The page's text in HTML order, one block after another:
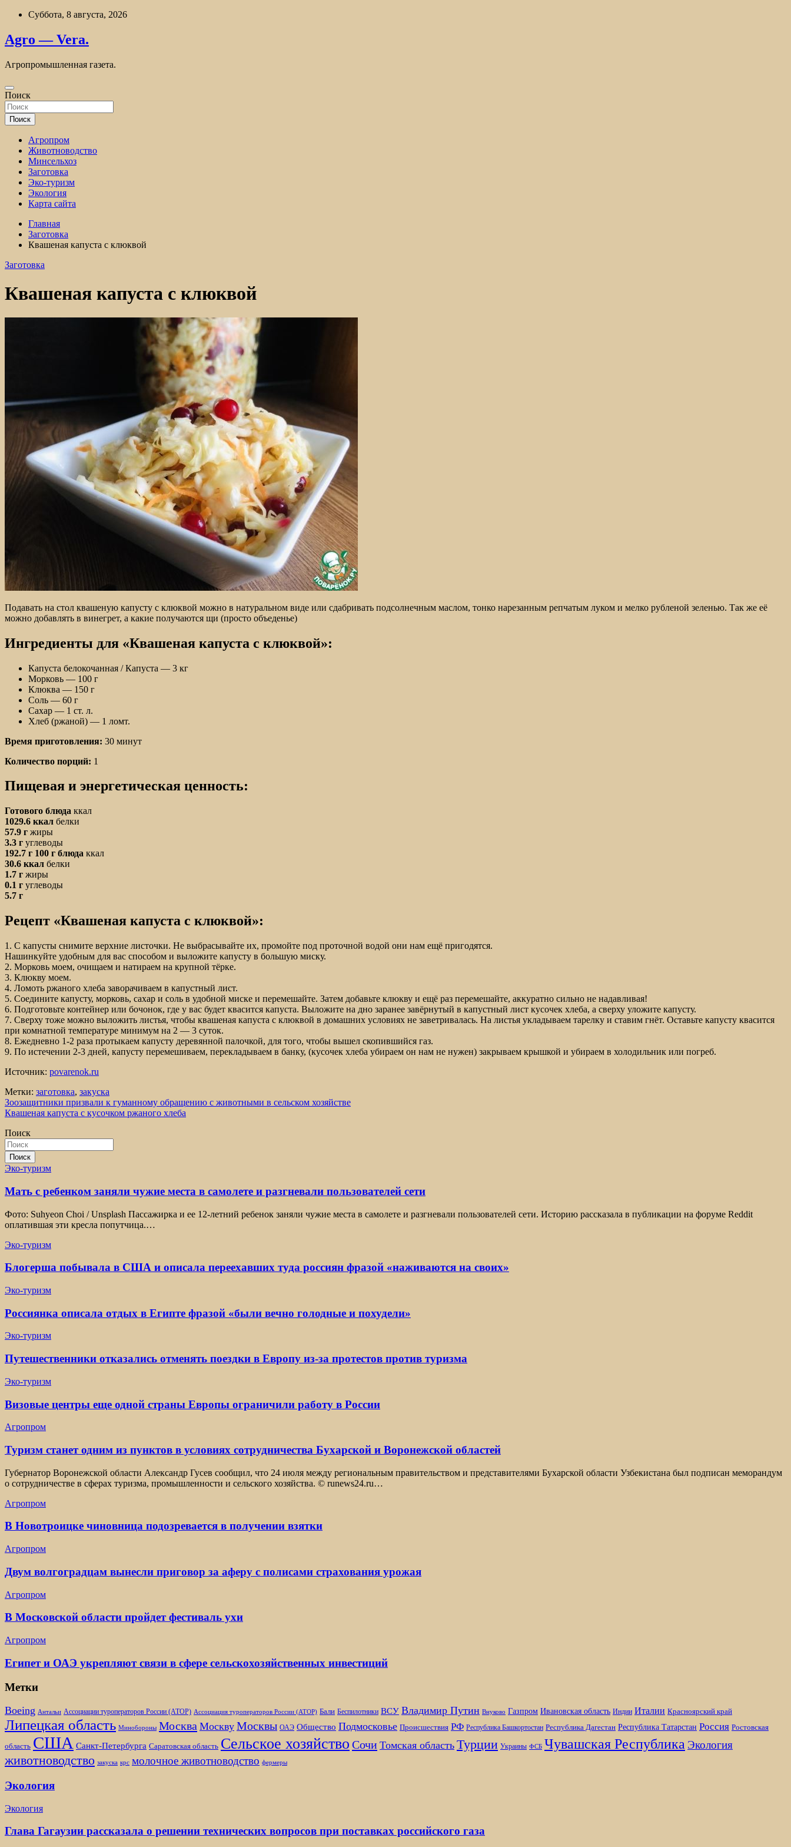
Перейти
содержимому
Суббота, 8 августа, 2026
Agro — Vera.
Агропромышленная газета.
Поиск
Поиск
Агропром
Животноводство
Минсельхоз
Заготовка
Эко-туризм
Экология
Карта сайта
Главная
Заготовка
Квашеная капуста с клюквой
Заготовка
Квашеная капуста с клюквой
Подавать на стол квашеную капусту с клюквой можно в натуральном виде или сдабривать подсолнечным маслом, тонко нарезанным репчатым луком и мелко рубленой зеленью. Так же её
можно добавлять в винегрет, а какие получаются щи (просто объеденье)
Ингредиенты для «Квашеная капуста с клюквой»:
Капуста белокочанная / Капустa — 3 кг
Морковь — 100 г
Клюква — 150 г
Соль — 60 г
Сахар — 1 ст. л.
Хлеб (ржаной) — 1 ломт.
Время приготовления: 30 минут
Количество порций: 1
Пищевая и энергетическая ценность:
Готового блюда ккал
1029.6 ккал белки
57.9 г жиры
3.3 г углеводы
192.7 г 100 г блюда ккал
30.6 ккал белки
1.7 г жиры
0.1 г углеводы
5.7 г
Рецепт «Квашеная капуста с клюквой»:
1. С капусты снимите верхние листочки. Не выбрасывайте их, промойте под проточной водой они нам ещё пригодятся.
Нашинкуйте удобным для вас способом и выложите капусту в большую миску.
2. Морковь моем, очищаем и натираем на крупной тёрке.
3. Клюкву моем.
4. Ломоть ржаного хлеба заворачиваем в капустный лист.
5. Соедините капусту, морковь, сахар и соль в удобной миске и перемешайте. Затем добавьте клюкву и ещё раз перемешайте, аккуратно сильно не надавливая!
6. Подготовьте контейнер или бочонок, где у вас будет квасится капуста. Выложите на дно заранее завёрнутый в капустный лист кусочек хлеба, а сверху уложите капусту.
7. Сверху тоже можно выложить листья, чтобы квашеная капуста с клюквой в домашних условиях не заветривалась. На листья укладываем тарелку и ставим гнёт. Оставьте капусту квасится
при комнатной температуре минимум на 2 — 3 суток.
8. Ежедневно 1-2 раза протыкаем капусту деревянной палочкой, для того, чтобы вышел скопившийся газ.
9. По истечении 2-3 дней, капусту перемешиваем, перекладываем в банку, (кусочек хлеба убираем он нам не нужен) закрываем крышкой и убираем в холодильник или погреб.
Источник: povarenok.ru
Метки: заготовка, закуска
Навигация
по
записям
Зоозащитники призвали к гуманному обращению с животными в сельском хозяйстве
Квашеная капуста с кусочком ржаного хлеба
Поиск
Поиск
Эко-туризм
Мать с ребенком заняли чужие места в самолете и разгневали пользователей сети
Фото: Suhyeon Choi / Unsplash Пассажирка и ее 12-летний ребенок заняли чужие места в самолете и разгневали пользователей сети. Историю рассказала в публикации на форуме Reddit
оплатившая эти кресла попутчица.…
Эко-туризм
Блогерша побывала в США и описала переехавших туда россиян фразой «наживаются на своих»
Эко-туризм
Россиянка описала отдых в Египте фразой «были вечно голодные и похудели»
Эко-туризм
Путешественники отказались отменять поездки в Европу из-за протестов против туризма
Эко-туризм
Визовые центры еще одной страны Европы ограничили работу в России
Агропром
Туризм станет одним из пунктов в условиях сотрудничества Бухарской и Воронежской областей
Губернатор Воронежской области Александр Гусев сообщил, что 24 июля между региональным правительством и представителями Бухарской области Узбекистана был подписан меморандум
о сотрудничестве в сферах туризма, промышленности и сельского хозяйства. © runews24.ru…
Агропром
В Новотроицке чиновница подозревается в получении взятки
Агропром
Двум волгоградцам вынесли приговор за аферу с полисами страхования урожая
Агропром
В Московской области пройдет фестиваль ухи
Агропром
Египет и ОАЭ укрепляют связи в сфере сельскохозяйственных инвестиций
Метки
Boeing Антальи Ассоциации туроператоров России (АТОР) Ассоциация туроператоров России (АТОР) Бали Беспилотники ВСУ Владимир Путин Внуково Газпром Ивановская область Индии Италии Красноярский край
Липецкая область Минобороны Москва Москву Москвы ОАЭ Общество Подмосковье Происшествия РФ Республика Башкортостан Республика Дагестан Республика Татарстан Россия Ростовская
область США Санкт-Петербурга Саратовская область Сельское хозяйство Сочи Томская область Турции Украины ФСБ Чувашская Республика Экология
животноводство закуска крс молочное животноводство фермеры
Экология
Экология
Глава Гагаузии рассказала о решении технических вопросов при поставках российского газа